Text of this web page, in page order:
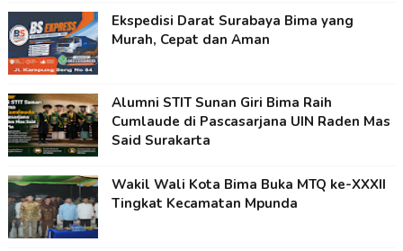
Ekspedisi Darat Surabaya Bima yang
Murah, Cepat dan Aman
Alumni STIT Sunan Giri Bima Raih
Cumlaude di Pascasarjana UIN Raden Mas
Said Surakarta
Wakil Wali Kota Bima Buka MTQ ke-XXXII
Tingkat Kecamatan Mpunda